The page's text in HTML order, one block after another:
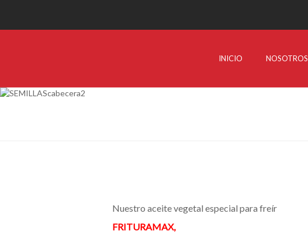
INICIO NOSOTROS
Nuestro aceite vegetal especial para freír
FRITURAMAX,